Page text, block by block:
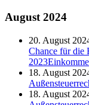
August 2024
20. August
Chance für die
2023
18. August
18. August